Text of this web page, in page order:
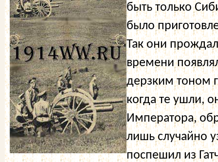
быть только
было
Так они
времени
дерзким тоном
когда те ушли,
Императора,
лишь случайно
поспешил из